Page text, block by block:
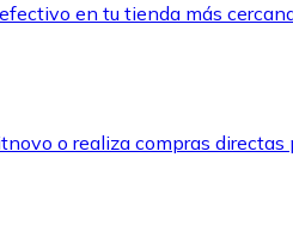
en tu tienda más
o realiza compras directas